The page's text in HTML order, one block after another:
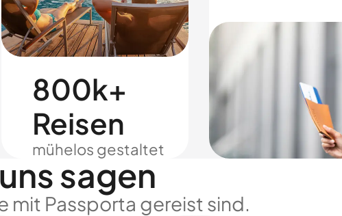
800k+
Reisen
mühelos gestaltet
sagen
mit Passporta gereist sind.